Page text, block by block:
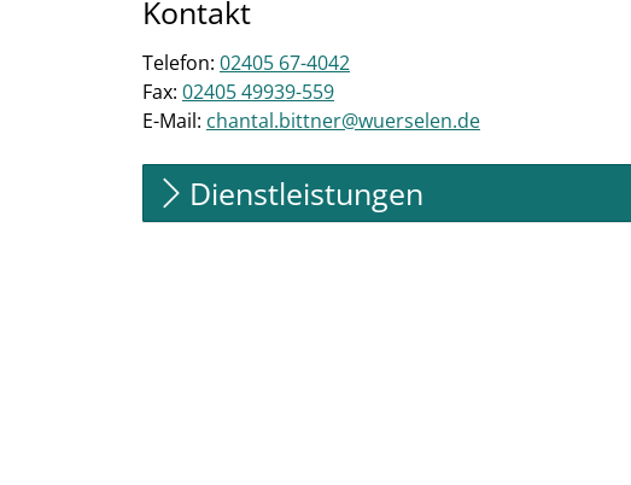
Kontakt
Telefon: 02405 67-4042
Fax: 02405 49939-559
E-Mail: chantal.bittner@wuerselen.de
Dienstleistungen